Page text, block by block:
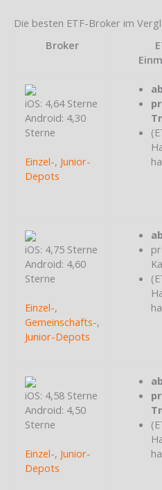
Die besten ETF-Broker im
Broker
iOS: 4,64 Sterne
Android: 4,30
Sterne
Einzel-, Junior-
Depots
iOS: 4,75 Sterne
Android: 4,60
Sterne
Einzel-,
Gemeinschafts-,
Junior-Depots
iOS: 4,58 Sterne
Android: 4,50
Sterne
Einzel-, Junior-
Depots